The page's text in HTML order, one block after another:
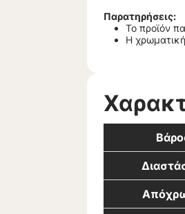
Παρατηρήσεις:
Το προϊόν
Η